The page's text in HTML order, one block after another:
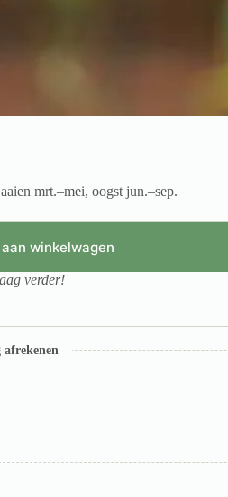
mrt.–mei, oogst jun.–sep.
winkelwagen
verder!
afrekenen